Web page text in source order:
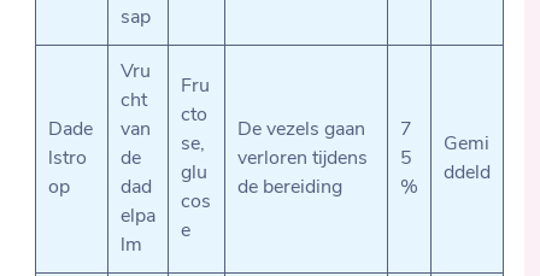
sap
Dade
lstro
op
Vru
cht
van
de
dad
elpa
lm
Fru
cto
se,
glu
cos
e
De vezels gaan
verloren tijdens
de bereiding
7
5
%
Gemi
ddeld